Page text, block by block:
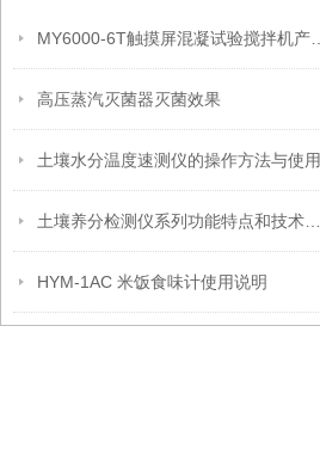
高压蒸汽灭菌器灭菌效果
土壤水分温度速测仪的操作方法与使用
HYM-1AC 米饭食味计使用说明